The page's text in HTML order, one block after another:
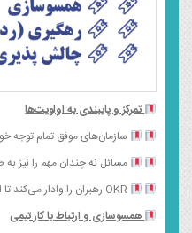
تمرکز و پایبندی به اولویت‌ها
سازمان‌های موفق تمام توجه
مسائل نه چندان مهم را
همسوسازی و ارتباط با کار تیمی